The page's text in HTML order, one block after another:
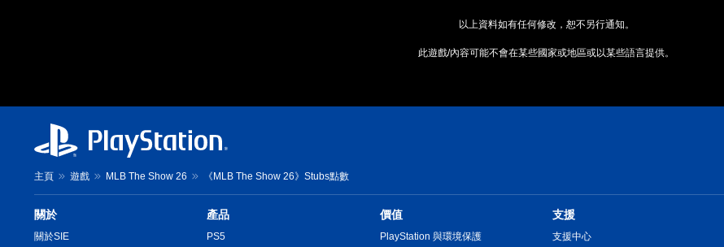
以上資料如有任何修改，恕不另行通知。
此遊戲/內容可能不會在某些國家或地區或以某些語言提供。
主頁 遊戲 MLB The Show 26 《MLB The Show 26》Stubs點數
關於
關於SIE
產品
PS5
價值
PlayStation 與環境保護
支援
支援中心